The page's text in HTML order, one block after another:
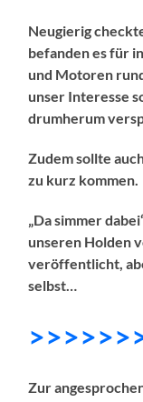
Neugierig
befanden es für
und Motoren
unser Interesse
drumherum
Zudem sollte
zu kurz kommen.
„Da simmer
unseren Holden
veröffentlicht,
selbst…
Zur